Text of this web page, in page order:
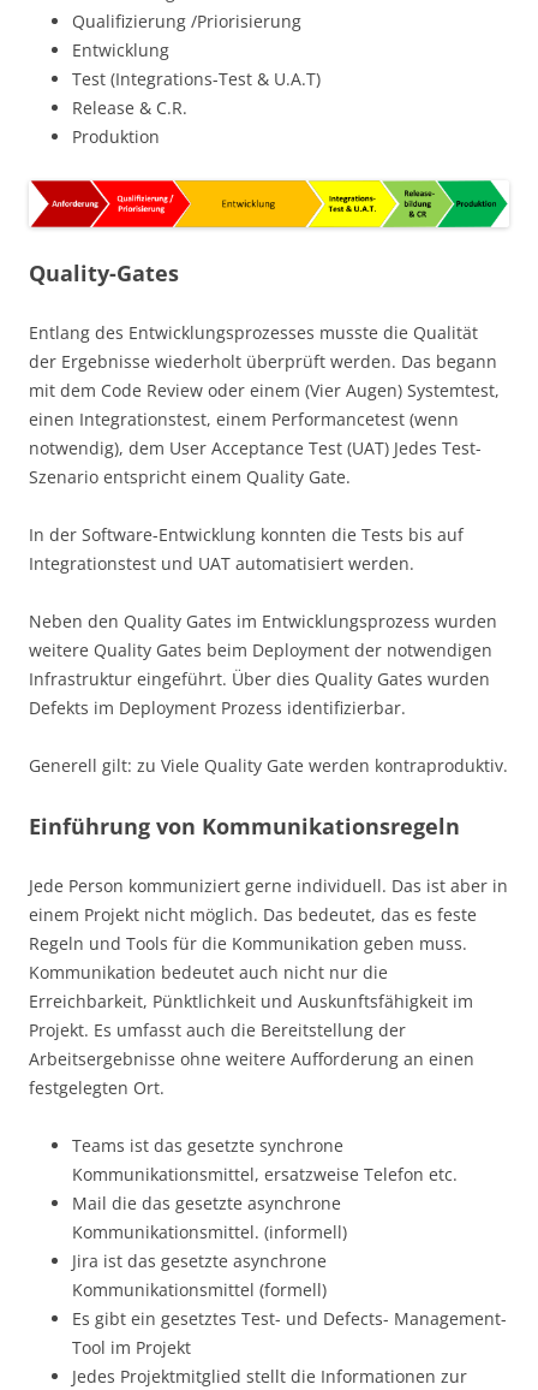
Qualifizierung /Priorisierung
Entwicklung
Test (Integrations-Test & U.A.T)
Release & C.R.
Produktion
Quality-Gates
Entlang des Entwicklungsprozesses musste die Qualität
der Ergebnisse wiederholt überprüft werden. Das begann
mit dem Code Review oder einem (Vier Augen) Systemtest,
einen Integrationstest, einem Performancetest (wenn
notwendig), dem User Acceptance Test (UAT) Jedes Test-
Szenario entspricht einem Quality Gate.
In der Software-Entwicklung konnten die Tests bis auf
Integrationstest und UAT automatisiert werden.
Neben den Quality Gates im Entwicklungsprozess wurden
weitere Quality Gates beim Deployment der notwendigen
Infrastruktur eingeführt. Über dies Quality Gates wurden
Defekts im Deployment Prozess identifizierbar.
Generell gilt: zu Viele Quality Gate werden kontraproduktiv.
Einführung von Kommunikationsregeln
Jede Person kommuniziert gerne individuell. Das ist aber in
einem Projekt nicht möglich. Das bedeutet, das es feste
Regeln und Tools für die Kommunikation geben muss.
Kommunikation bedeutet auch nicht nur die
Erreichbarkeit, Pünktlichkeit und Auskunftsfähigkeit im
Projekt. Es umfasst auch die Bereitstellung der
Arbeitsergebnisse ohne weitere Aufforderung an einen
festgelegten Ort.
Teams ist das gesetzte synchrone
Kommunikationsmittel, ersatzweise Telefon etc.
Mail die das gesetzte asynchrone
Kommunikationsmittel. (informell)
Jira ist das gesetzte asynchrone
Kommunikationsmittel (formell)
Es gibt ein gesetztes Test- und Defects- Management-
Tool im Projekt
Jedes Projektmitglied stellt die Informationen zur